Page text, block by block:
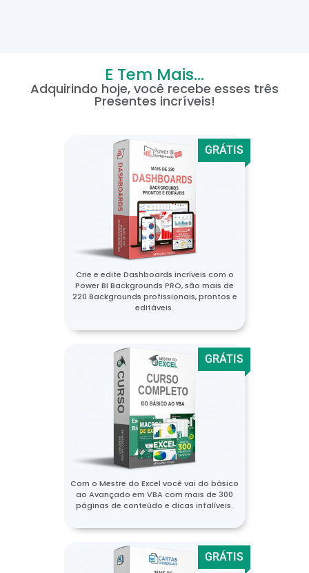
E Tem Mais...
Adquirindo hoje, você recebe esses três
Presentes incríveis!
GRÁTIS
Crie e edite Dashboards incríveis com o
Power BI Backgrounds PRO, são mais de
220 Backgrounds profissionais, prontos e
editáveis.
GRÁTIS
Com o Mestre do Excel você vai do básico
ao Avançado em VBA com mais de 300
páginas de conteúdo e dicas infalíveis.
GRÁTIS